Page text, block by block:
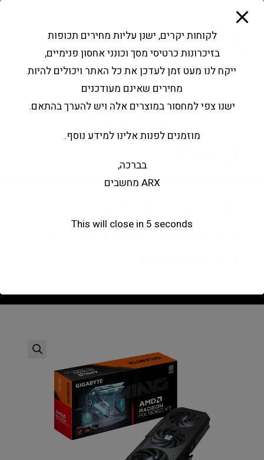
פתח סרגל נגישות
Products
search
החשבון שלי בקשה להצעה
RX9060 XT Gaming OC
לקוחות יקרים, ישנן עליות מחירים תכופות
בזיכרונות כרטיסי מסך וכונני אחסון פנימיים,
ייקח לנו מעט זמן לעדכן את כל האתר ויכולים להיות
מחירים שאינם מעודכנים
ישנו צפי למחסור במוצרים אלה ויש להערך בהתאם.
מוזמנים לפנות אלינו למידע נוסף.
בברכה,
ARX מחשבים
This will close in 5 seconds